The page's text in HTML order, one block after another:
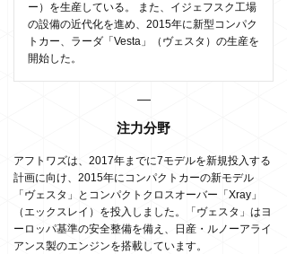
ー）を生産している。 また、イジェフスク工場
の設備の近代化を進め、2015年に新型コンパク
トカー、ラーダ「Vesta」（ヴェスタ）の生産を
開始した。
注力分野
アフトワズは、2017年までに7モデルを新規投入する
計画に向け、2015年にコンパクトカーの新モデル
「ヴェスタ」とコンパクトクロスオーバー「Xray」
（エックスレイ）を投入しました。「ヴェスタ」はヨ
ーロッパ基準の安全整備を備え、日産・ルノーアライ
アンス製のエンジンを搭載しています。